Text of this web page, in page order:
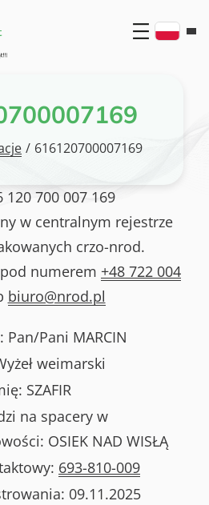
/ 616120700007169
120 700 007 169
w centralnym rejestrze
crzo-nrod.
numerem +48 722 004
biuro@nrod.pl
Pan/Pani MARCIN
weimarski
SZAFIR
na spacery w
OSIEK NAD WISŁĄ
693-810-009
09.11.2025